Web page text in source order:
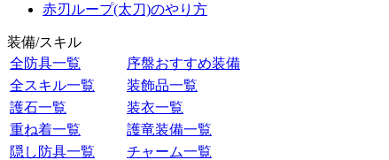
赤刃ループ(太刀)のやり方
装備/スキル
全防具一覧
序盤おすすめ装備
全スキル一覧
装飾品一覧
護石一覧
装衣一覧
重ね着一覧
護竜装備一覧
隠し防具一覧
チャーム一覧